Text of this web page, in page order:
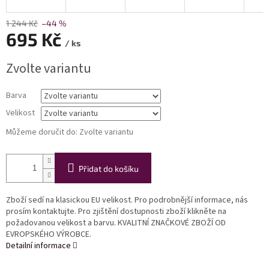
1 244 Kč –44 %
695 Kč / ks
cena:
Zvolte variantu
Barva
Velikost
Můžeme doručit do: Zvolte variantu
Přidat do košíku
Zboží sedí na klasickou EU velikost. Pro podrobnější informace, nás
prosím kontaktujte. Pro zjištění dostupnosti zboží klikněte na
požadovanou velikost a barvu. KVALITNÍ ZNAČKOVÉ ZBOŽÍ OD
EVROPSKÉHO VÝROBCE.
Detailní informace